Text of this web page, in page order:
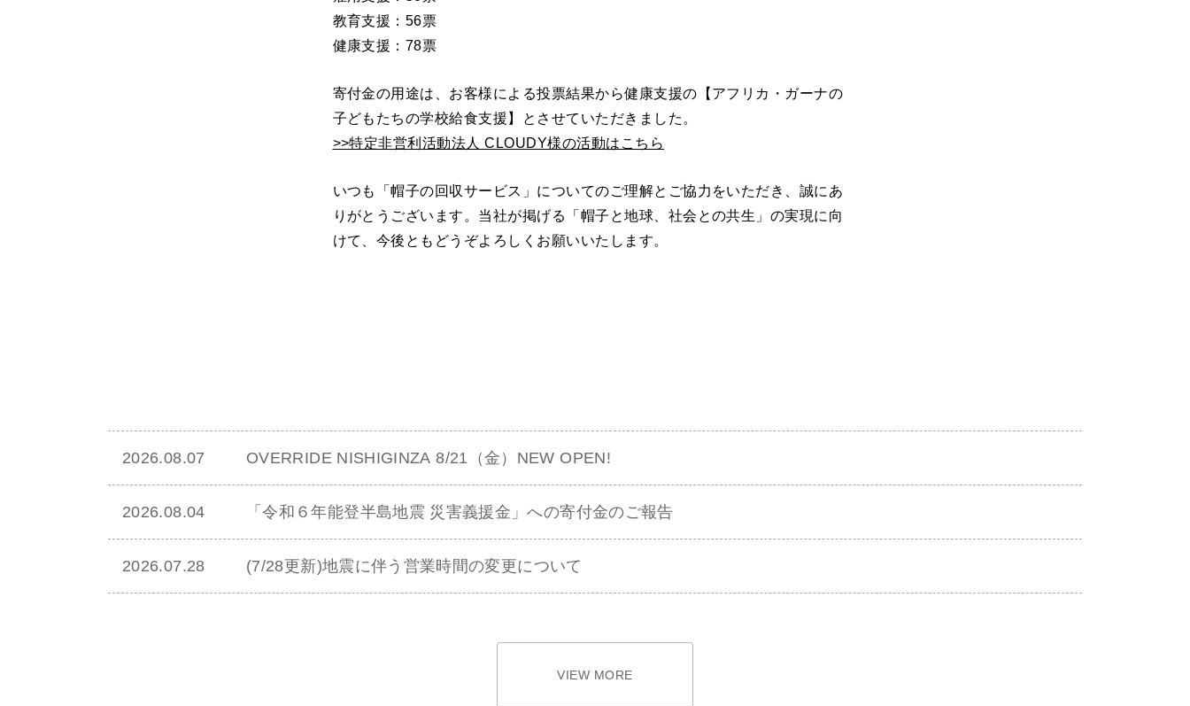
教育支援：56票
健康支援：78票
寄付金の用途は、お客様による投票結果から健康支援の【アフリカ・ガーナの
子どもたちの学校給食支援】とさせていただきました。
>>特定非営利活動法人 CLOUDY様の活動はこちら
いつも「帽子の回収サービス」についてのご理解とご協力をいただき、誠にあ
りがとうございます。当社が掲げる「帽子と地球、社会との共生」の実現に向
けて、今後ともどうぞよろしくお願いいたします。
2026.08.07 OVERRIDE NISHIGINZA 8/21（金）NEW OPEN!
2026.08.04 「令和６年能登半島地震 災害義援金」への寄付金のご報告
2026.07.28 (7/28更新)地震に伴う営業時間の変更について
VIEW MORE